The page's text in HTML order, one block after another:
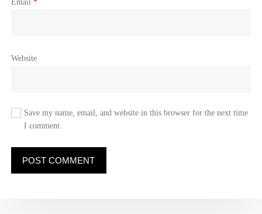
Email *
Website
Save my name, email, and website in this browser for the next time
I comment.